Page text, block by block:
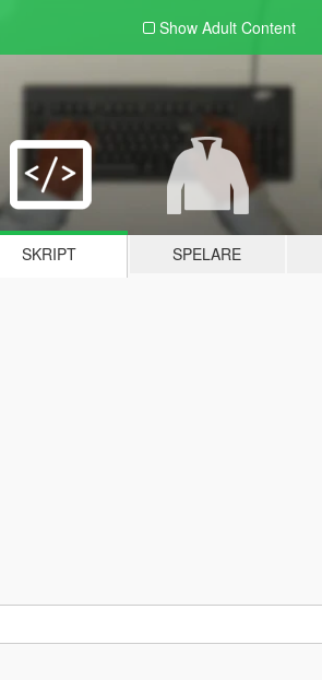
Show Adult Content
SKRIPT SPELARE